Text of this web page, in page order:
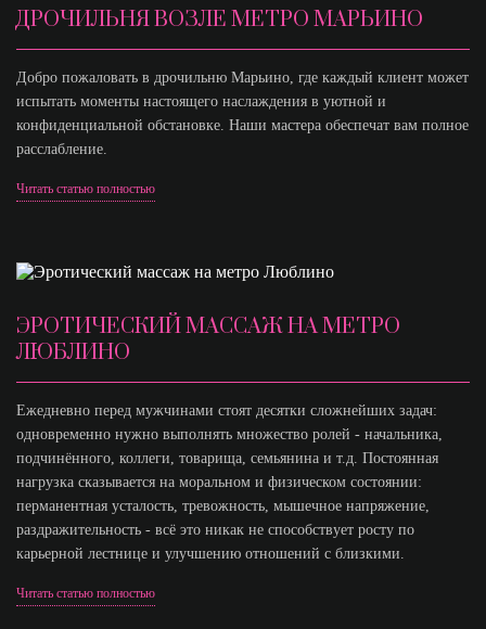
ДРОЧИЛЬНЯ ВОЗЛЕ МЕТРО МАРЬИНО
Добро пожаловать в дрочильню Марьино, где каждый клиент может
испытать моменты настоящего наслаждения в уютной и
конфиденциальной обстановке. Наши мастера обеспечат вам полное
расслабление.
Читать статью полностью
ЭРОТИЧЕСКИЙ МАССАЖ НА МЕТРО
ЛЮБЛИНО
Ежедневно перед мужчинами стоят десятки сложнейших задач:
одновременно нужно выполнять множество ролей - начальника,
подчинённого, коллеги, товарища, семьянина и т.д. Постоянная
нагрузка сказывается на моральном и физическом состоянии:
перманентная усталость, тревожность, мышечное напряжение,
раздражительность - всё это никак не способствует росту по
карьерной лестнице и улучшению отношений с близкими.
Читать статью полностью